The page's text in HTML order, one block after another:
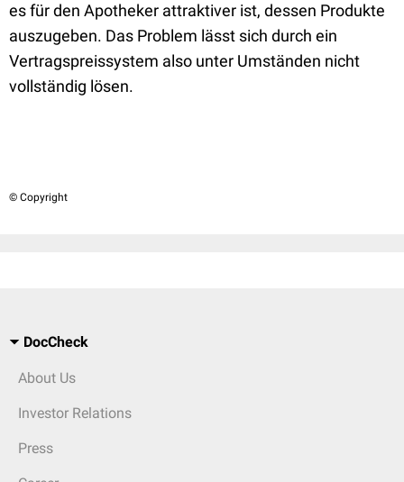
es für den Apotheker attraktiver ist, dessen Produkte
auszugeben. Das Problem lässt sich durch ein
Vertragspreissystem also unter Umständen nicht
vollständig lösen.
© Copyright
DocCheck
About Us
Investor Relations
Press